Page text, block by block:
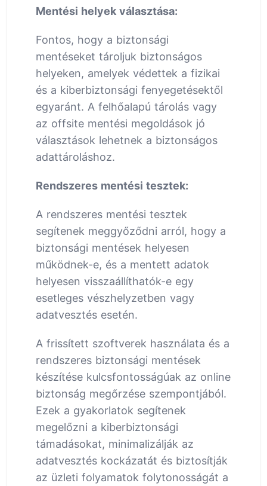
Mentési helyek választása:
Fontos, hogy a biztonsági
mentéseket tároljuk biztonságos
helyeken, amelyek védettek a fizikai
és a kiberbiztonsági fenyegetésektől
egyaránt. A felhőalapú tárolás vagy
az offsite mentési megoldások jó
választások lehetnek a biztonságos
adattároláshoz.
Rendszeres mentési tesztek:
A rendszeres mentési tesztek
segítenek meggyőződni arról, hogy a
biztonsági mentések helyesen
működnek-e, és a mentett adatok
helyesen visszaállíthatók-e egy
esetleges vészhelyzetben vagy
adatvesztés esetén.
A frissített szoftverek használata és a
rendszeres biztonsági mentések
készítése kulcsfontosságúak az online
biztonság megőrzése szempontjából.
Ezek a gyakorlatok segítenek
megelőzni a kiberbiztonsági
támadásokat, minimalizálják az
adatvesztés kockázatát és biztosítják
az üzleti folyamatok folytonosságát a